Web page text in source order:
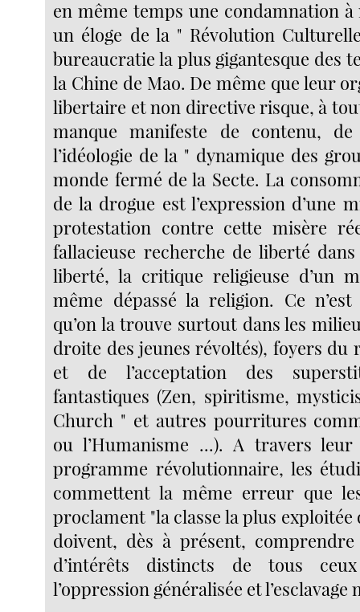
en même temps une condamnation à
un éloge de la " Révolution
bureaucratie la plus gigantesque des
la Chine de Mao. De même que leur
libertaire et non directive risque, à
manque manifeste de contenu,
l’idéologie de la " dynamique des
monde fermé de la Secte. La
de la drogue est l’expression d’une
protestation contre cette misère
fallacieuse recherche de liberté
liberté, la critique religieuse d’un
même dépassé la religion. Ce
qu’on la trouve surtout dans les
droite des jeunes révoltés), foyers du
et de l’acceptation des
fantastiques (Zen, spiritisme,
Church " et autres pourritures
ou l’Humanisme ...). A travers leur
programme révolutionnaire, les
commettent la même erreur que
proclament "la classe la plus exploitée
doivent, dès à présent, comprendre
d’intérêts distincts de tous
l’oppression généralisée et